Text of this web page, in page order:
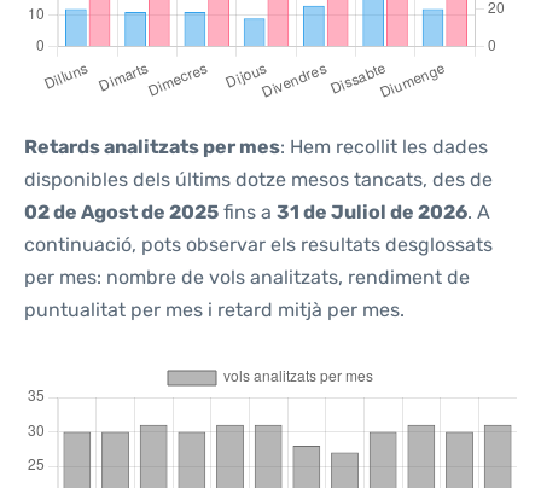
Retards analitzats per mes: Hem recollit les dades
disponibles dels últims dotze mesos tancats, des de
02 de Agost de 2025 fins a 31 de Juliol de 2026. A
continuació, pots observar els resultats desglossats
per mes: nombre de vols analitzats, rendiment de
puntualitat per mes i retard mitjà per mes.